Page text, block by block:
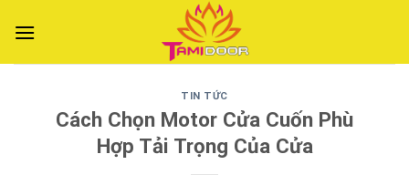
TIN TỨC
Cách Chọn Motor Cửa Cuốn Phù
Hợp Tải Trọng Của Cửa